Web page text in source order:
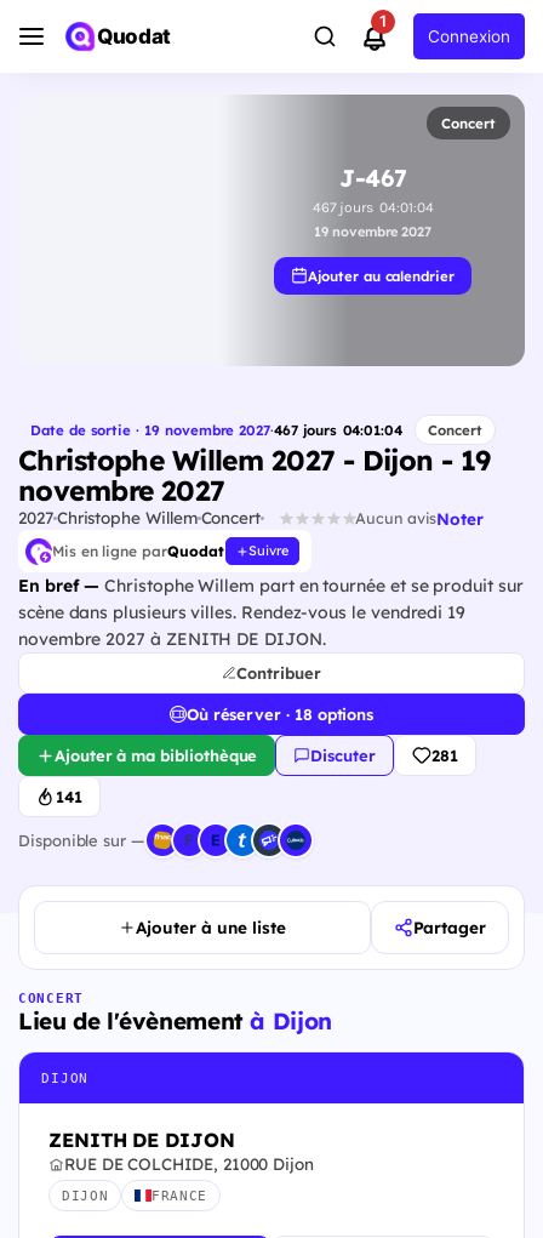
Quodat
1
Connexion
Concert
J-467
467jours 04:01:03
19 novembre 2027
Ajouter au calendrier
Date de sortie · 19 novembre 2027·467jours 04:01:03 Concert
Christophe Willem 2027 - Dijon - 19
novembre 2027
2027Christophe WillemConcert Aucun avisNoter
Mis en ligne parQuodat Suivre
En bref — Christophe Willem part en tournée et se produit sur
scène dans plusieurs villes. Rendez-vous le vendredi 19
novembre 2027 à ZENITH DE DIJON.
Contribuer
Où réserver · 18 options
Ajouter à ma bibliothèque Discuter 281
141
Disponible sur —
Ajouter à une liste Partager
CONCERT
Lieu de l'évènementà Dijon
DIJON
ZENITH DE DIJON
RUE DE COLCHIDE, 21000 Dijon
DIJON FRANCE